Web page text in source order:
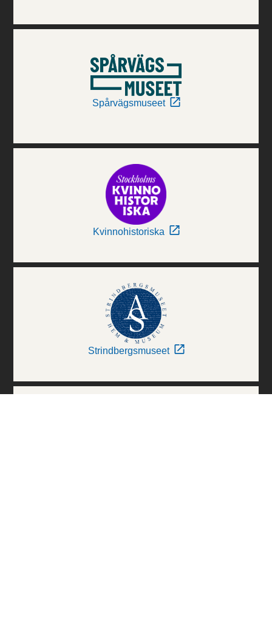
Spårvägsmuseet
Kvinnohistoriska
Strindbergsmuseet